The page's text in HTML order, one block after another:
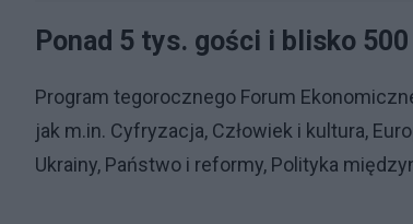
Ponad 5 tys. gości i blisko
Program tegorocznego Forum
jak m.in. Cyfryzacja, Człowiek i kultura,
Ukrainy, Państwo i reformy, Polityka